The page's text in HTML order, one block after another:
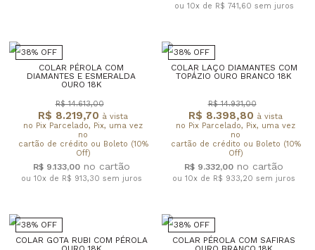
ou 10x de R$ 741,60 sem juros
38% OFF
COLAR PÉROLA COM
DIAMANTES E ESMERALDA
OURO 18K
R$ 8.219,70 à vista
no Pix Parcelado, Pix, uma vez
no
cartão de crédito ou Boleto (10%
Off)
R$ 14.613,00
R$ 9.133,00
ou 10x de R$ 913,30 sem juros
38% OFF
COLAR LAÇO DIAMANTES COM
TOPÁZIO OURO BRANCO 18K
R$ 8.398,80 à vista
no Pix Parcelado, Pix, uma vez
no
cartão de crédito ou Boleto (10%
Off)
R$ 14.931,00
R$ 9.332,00
ou 10x de R$ 933,20 sem juros
38% OFF
COLAR GOTA RUBI COM PÉROLA
38% OFF
COLAR PÉROLA COM SAFIRAS